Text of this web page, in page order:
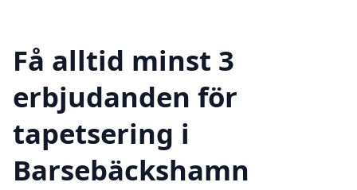
Få alltid minst 3
erbjudanden för
tapetsering i
Barsebäckshamn